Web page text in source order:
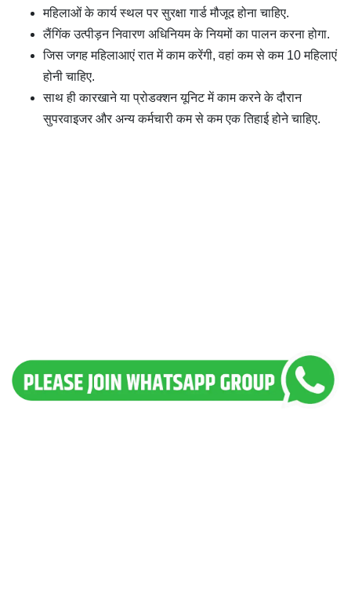
महिलाओं के कार्य स्थल पर सुरक्षा गार्ड मौजूद होना चाहिए.
लैंगिंक उत्पीड़न निवारण अधिनियम के नियमों का पालन करना होगा.
जिस जगह महिलाआएं रात में काम करेंगी, वहां कम से कम 10 महिलाएं
होनी चाहिए.
साथ ही कारखाने या प्रोडक्शन यूनिट में काम करने के दौरान
सुपरवाइजर और अन्य कर्मचारी कम से कम एक तिहाई होने चाहिए.